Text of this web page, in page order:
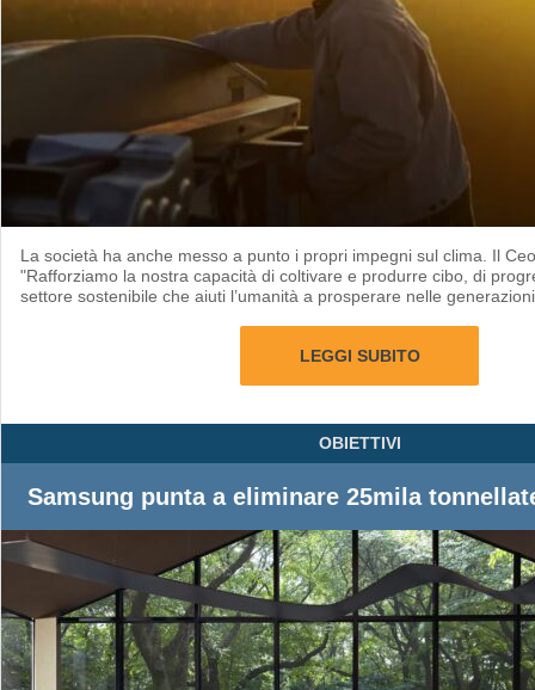
La società ha anche messo a punto i propri impegni sul clima. Il
"Rafforziamo la nostra capacità di coltivare e produrre cibo, di
settore sostenibile che aiuti l’umanità a prosperare nelle
LEGGI SUBITO
OBIETTIVI
Samsung punta a eliminare 25mila